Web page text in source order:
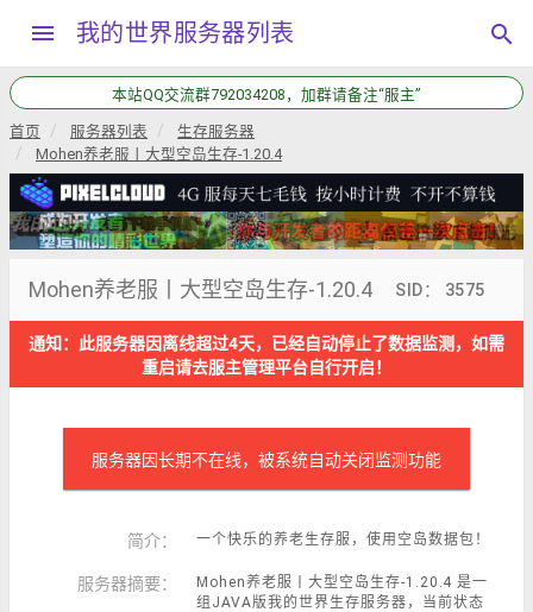
menu 我的世界服务器列表 search
本站QQ交流群792034208，加群请备注“服主”
首页 服务器列表
生存服务器
Mohen养老服丨大型空岛生存-1.20.4
Mohen养老服丨大型空岛生存-1.20.4 SID： 3575
通知：此服务器因离线超过4天，已经自动停止了数据监测，如需
重启请去服主管理平台自行开启！
服务器因长期不在线，被系统自动关闭监测功能
简介： 一个快乐的养老生存服，使用空岛数据包！
服务器摘要：
Mohen养老服丨大型空岛生存-1.20.4 是一
组JAVA版我的世界生存服务器，当前状态